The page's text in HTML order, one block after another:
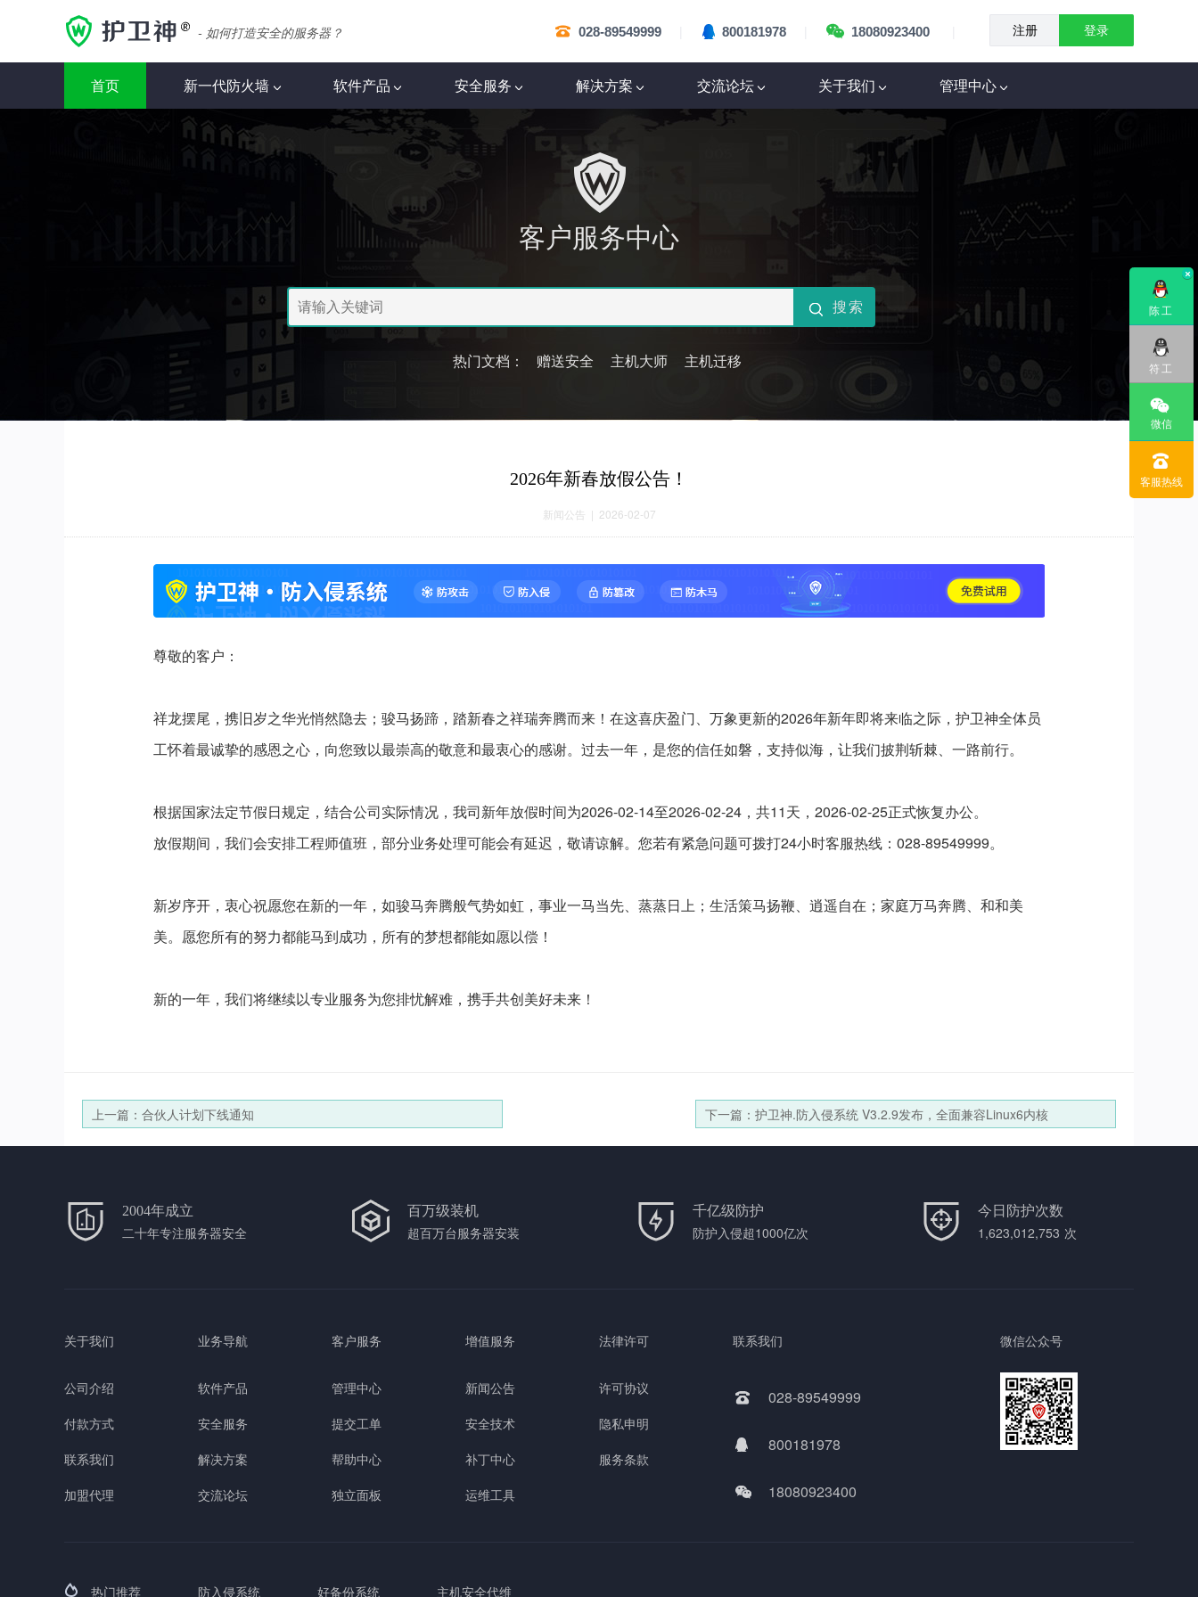
- 如何打造安全的服务器？ 登录
注册
028-89549999 800181978 18080923400
首页 新一代防火墙 软件产品 安全服务 解决方案 交流论坛 关于我们 管理中心
客户服务中心
热门文档： 赠送安全 主机大师 主机迁移
2026年新春放假公告！
新闻公告 | 2026-02-07
尊敬的客户：
祥龙摆尾，携旧岁之华光悄然隐去；骏马扬蹄，踏新春之祥瑞奔腾而来！在这喜庆盈门、万象更新的2026年新年即将来临之际，护卫神全体员
工怀着最诚挚的感恩之心，向您致以最崇高的敬意和最衷心的感谢。过去一年，是您的信任如磐，支持似海，让我们披荆斩棘、一路前行。
根据国家法定节假日规定，结合公司实际情况，我司新年放假时间为2026-02-14至2026-02-24，共11天，2026-02-25正式恢复办公。
放假期间，我们会安排工程师值班，部分业务处理可能会有延迟，敬请谅解。您若有紧急问题可拨打24小时客服热线：028-89549999。
新岁序开，衷心祝愿您在新的一年，如骏马奔腾般气势如虹，事业一马当先、蒸蒸日上；生活策马扬鞭、逍遥自在；家庭万马奔腾、和和美
美。愿您所有的努力都能马到成功，所有的梦想都能如愿以偿！
新的一年，我们将继续以专业服务为您排忧解难，携手共创美好未来！
上一篇：合伙人计划下线通知 下一篇：护卫神.防入侵系统 V3.2.9发布，全面兼容Linux6内核
2004年成立
二十年专注服务器安全
百万级装机
超百万台服务器安装
千亿级防护
防护入侵超1000亿次
今日防护次数
1,623,012,753 次
关于我们
公司介绍
付款方式
联系我们
加盟代理
业务导航
软件产品
安全服务
解决方案
交流论坛
客户服务
管理中心
提交工单
帮助中心
独立面板
增值服务
新闻公告
安全技术
补丁中心
运维工具
法律许可
许可协议
隐私申明
服务条款
联系我们
028-89549999
800181978
18080923400
微信公众号
热门推荐 防入侵系统 好备份系统 主机安全代维
陈工
符工
微信
客服热线